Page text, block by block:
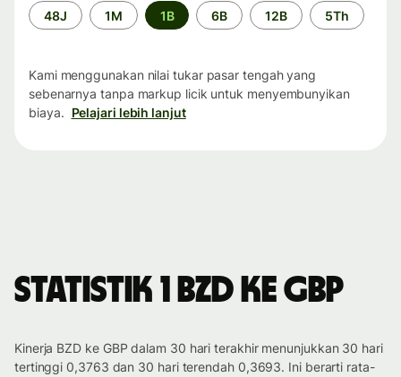
Periode
waktu
48J 1M 1B 6B 12B 5Th
Kami menggunakan nilai tukar pasar tengah yang
sebenarnya tanpa markup licik untuk menyembunyikan
biaya. Pelajari lebih lanjut
Statistik 1 BZD ke GBP
Kinerja BZD ke GBP dalam 30 hari terakhir menunjukkan 30 hari
tertinggi 0,3763 dan 30 hari terendah 0,3693. Ini berarti rata-